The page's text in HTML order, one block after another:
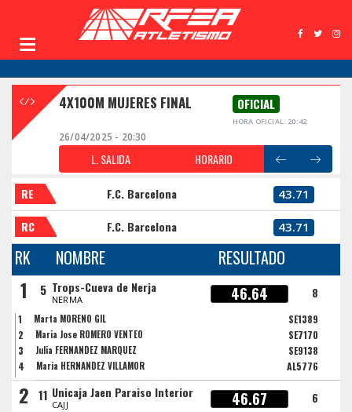
4X100M MUJERES FINAL OFICIAL
HORA OFICIAL: 20:42
26/04/2025 - 20:30
L. SALIDA HORARIO
RE F.C. Barcelona 43.71
RC F.C. Barcelona 43.71
RK NOMBRE RESULTADO
1 5 Trops-Cueva de Nerja
NERMA 46.64 8
1 Marta MORENO GIL
SE1389
2
Maria Jose ROMERO VENTEO
SE7170
3
Julia FERNANDEZ MARQUEZ
SE9138
4
Maria HERNANDEZ VILLAMOR AL5776
2 11 Unicaja Jaen Paraiso Interior
CAJJ 46.67 6